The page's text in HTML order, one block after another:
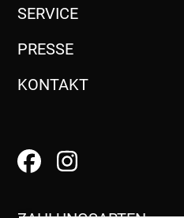
SERVICE
PRESSE
KONTAKT